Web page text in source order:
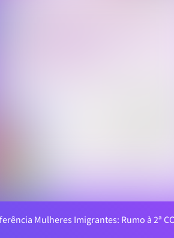
Mulheres Imigrantes: Rumo à 2ª